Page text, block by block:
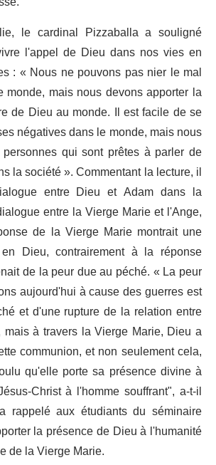
le cardinal Pizzaballa a souligné
l'appel de Dieu dans nos vies en
: « Nous ne pouvons pas nier le mal
mais nous devons apporter la
de Dieu au monde. Il est facile de se
négatives dans le monde, mais nous
qui sont prêtes à parler de
la société ». Commentant la lecture, il
entre Dieu et Adam dans la
entre la Vierge Marie et l'Ange,
de la Vierge Marie montrait une
Dieu, contrairement à la réponse
de la peur due au péché. « La peur
aujourd'hui à cause des guerres est
et d'une rupture de la relation entre
à travers la Vierge Marie, Dieu a
communion, et non seulement cela,
qu'elle porte sa présence divine à
Christ à l'homme souffrant", a-t-il
rappelé aux étudiants du séminaire
la présence de Dieu à l'humanité
de la Vierge Marie.